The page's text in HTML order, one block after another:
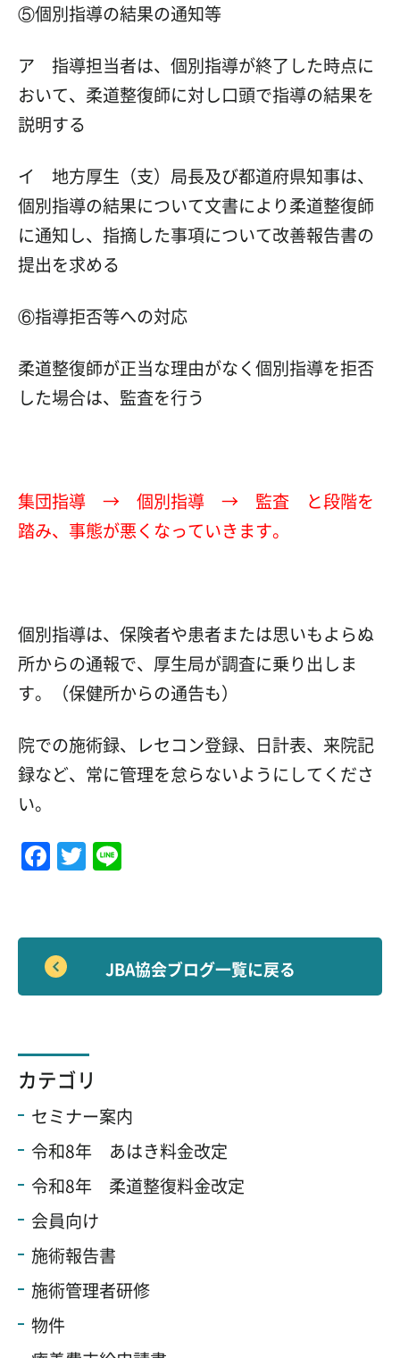
⑤個別指導の結果の通知等
ア 指導担当者は、個別指導が終了した時点に
おいて、柔道整復師に対し口頭で指導の結果を
説明する
イ 地方厚生（支）局長及び都道府県知事は、
個別指導の結果について文書により柔道整復師
に通知し、指摘した事項について改善報告書の
提出を求める
⑥指導拒否等への対応
柔道整復師が正当な理由がなく個別指導を拒否
した場合は、監査を行う
集団指導 → 個別指導 → 監査 と段階を
踏み、事態が悪くなっていきます。
個別指導は、保険者や患者または思いもよらぬ
所からの通報で、厚生局が調査に乗り出しま
す。（保健所からの通告も）
院での施術録、レセコン登録、日計表、来院記
録など、常に管理を怠らないようにしてくださ
い。
Facebook
Twitter
JBA協会ブログ一覧に戻る
カテゴリ
セミナー案内
令和8年 あはき料金改定
令和8年 柔道整復料金改定
会員向け
施術報告書
施術管理者研修
物件